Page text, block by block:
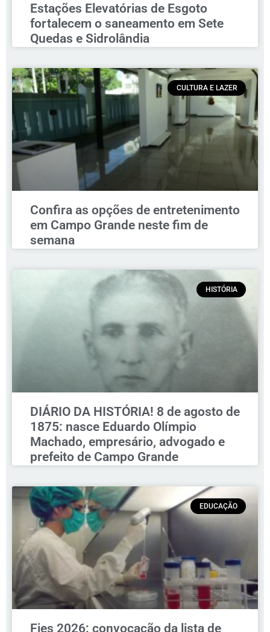
Estações Elevatórias de Esgoto
fortalecem o saneamento em Sete
Quedas e Sidrolândia
CULTURA E LAZER
Confira as opções de entretenimento
em Campo Grande neste fim de
semana
HISTÓRIA
DIÁRIO DA HISTÓRIA! 8 de agosto de
1875: nasce Eduardo Olímpio
Machado, empresário, advogado e
prefeito de Campo Grande
EDUCAÇÃO
Fies 2026: convocação da lista de